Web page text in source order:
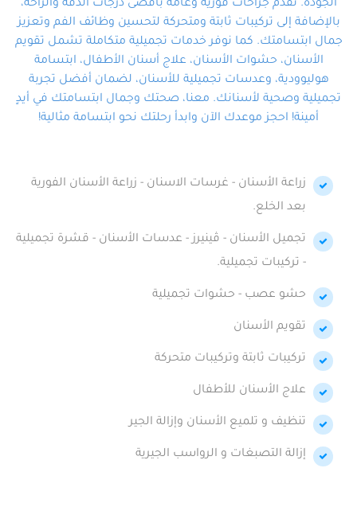
الجودة. نقدم جراحات فورية وعامة بأقصى درجات الدقة والراحة،
بالإضافة إلى تركيبات ثابتة ومتحركة لتحسين وظائف الفم وتعزيز
جمال ابتسامتك. كما نوفر خدمات تجميلية متكاملة تشمل تقويم
الأسنان، حشوات الأسنان، علاج أسنان الأطفال، ابتسامة
هوليوودية، وعدسات تجميلية للأسنان، لضمان أفضل تجربة
تجميلية وصحية لأسنانك. معنا، صحتك وجمال ابتسامتك في أيدٍ
أمينة! احجز موعدك الآن وابدأ رحلتك نحو ابتسامة مثالية!
زراعة الأسنان - غرسات الاسنان - زراعة الأسنان الفورية
بعد الخلع.
تجميل الأسنان - ڤينيرز - عدسات الأسنان - قشرة تجميلية
- تركيبات تجميلية.
حشو عصب - حشوات تجميلية
تقويم الأسنان
تركيبات ثابتة وتركيبات متحركة
علاج الأسنان للأطفال
تنظيف و تلميع الأسنان وإزالة الجير
إزالة التصبغات و الرواسب الجيرية